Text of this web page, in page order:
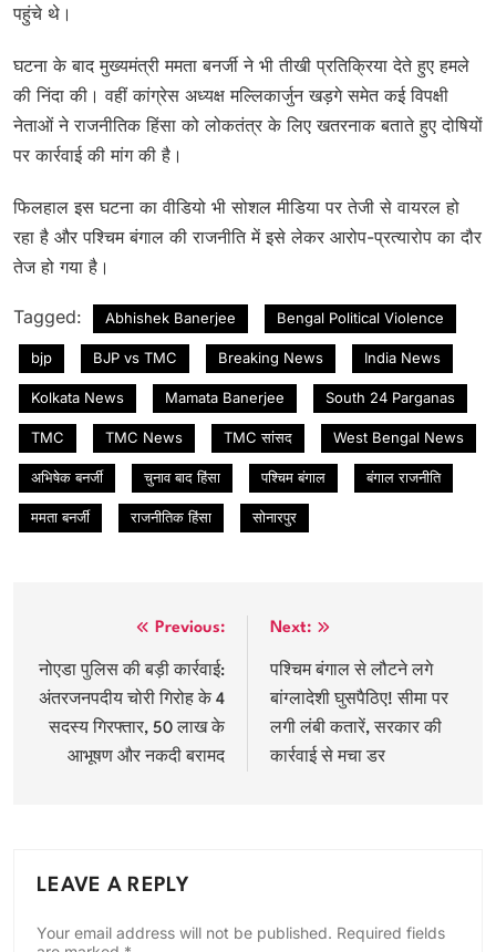
पहुंचे थे।
घटना के बाद मुख्यमंत्री ममता बनर्जी ने भी तीखी प्रतिक्रिया देते हुए हमले
की निंदा की। वहीं कांग्रेस अध्यक्ष मल्लिकार्जुन खड़गे समेत कई विपक्षी
नेताओं ने राजनीतिक हिंसा को लोकतंत्र के लिए खतरनाक बताते हुए दोषियों
पर कार्रवाई की मांग की है।
फिलहाल इस घटना का वीडियो भी सोशल मीडिया पर तेजी से वायरल हो
रहा है और पश्चिम बंगाल की राजनीति में इसे लेकर आरोप-प्रत्यारोप का दौर
तेज हो गया है।
Tagged: Abhishek Banerjee Bengal Political Violence
bjp BJP vs TMC Breaking News India News
Kolkata News Mamata Banerjee South 24 Parganas
TMC TMC News TMC सांसद West Bengal News
अभिषेक बनर्जी चुनाव बाद हिंसा पश्चिम बंगाल बंगाल राजनीति
ममता बनर्जी राजनीतिक हिंसा सोनारपुर
navigation
Previous:
नोएडा पुलिस की बड़ी कार्रवाई:
अंतरजनपदीय चोरी गिरोह के 4
सदस्य गिरफ्तार, 50 लाख के
आभूषण और नकदी बरामद
Next:
पश्चिम बंगाल से लौटने लगे
बांग्लादेशी घुसपैठिए! सीमा पर
लगी लंबी कतारें, सरकार की
कार्रवाई से मचा डर
LEAVE A REPLY
Your email address will not be published. Required fields